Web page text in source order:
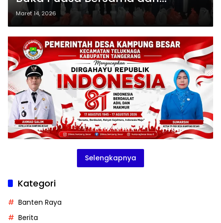
Santunan Anak Yatim
Maret 14, 2026
Selengkapnya
Kategori
Banten Raya
Berita